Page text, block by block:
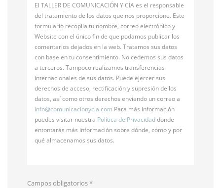
El TALLER DE COMUNICACIÓN Y CÍA es el responsable
del tratamiento de los datos que nos proporcione. Este
formulario recopila tu nombre, correo electrónico y
Website con el único fin de que podamos publicar los
comentarios dejados en la web. Tratamos sus datos
con base en tu consentimiento. No cedemos sus datos
a terceros. Tampoco realizamos transferencias
internacionales de sus datos. Puede ejercer sus
derechos de acceso, rectificación y supresión de los
datos, así como otros derechos enviando un correo a
info@comunicacionycia.com Para más información
puedes visitar nuestra Política de Privacidaddonde
entontarás más información sobre dónde, cómo y por
qué almacenamos sus datos.
Campos obligatorios*